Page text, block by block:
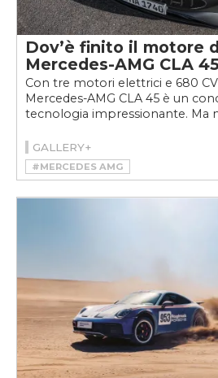
Dov’è finito il motore
Mercedes-AMG CLA
Con tre motori elettrici e 680
Mercedes-AMG CLA 45 è un
tecnologia impressionante. Ma
GALLERY+
#MERCEDES AMG
#MERCEDES-AMG CLA 45 4MATIC+